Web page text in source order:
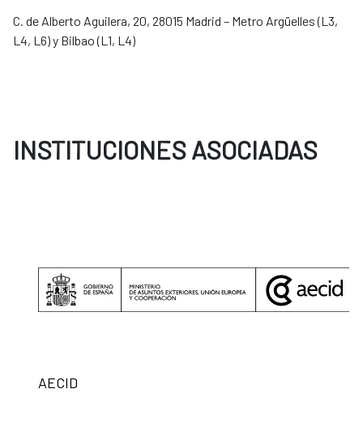
C. de Alberto Aguilera, 20, 28015 Madrid – Metro Argüelles (L3,
L4, L6) y Bilbao (L1, L4)
INSTITUCIONES ASOCIADAS
AECID